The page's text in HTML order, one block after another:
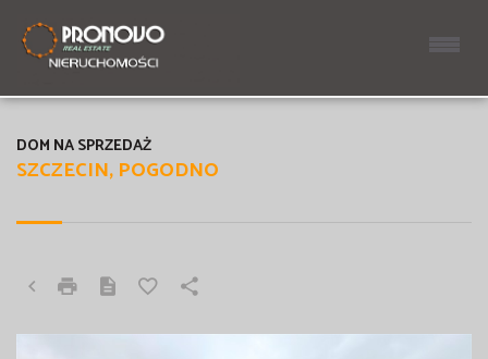
SZCZECIN, POGODNO
DOM NA SPRZEDAŻ